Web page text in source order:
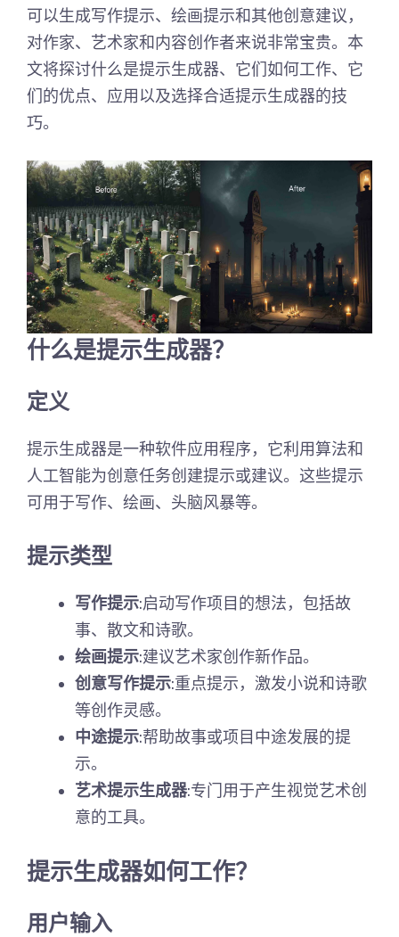
可以生成写作提示、绘画提示和其他创意建议，
对作家、艺术家和内容创作者来说非常宝贵。本
文将探讨什么是提示生成器、它们如何工作、它
们的优点、应用以及选择合适提示生成器的技
巧。
什么是提示生成器？
定义
提示生成器是一种软件应用程序，它利用算法和
人工智能为创意任务创建提示或建议。这些提示
可用于写作、绘画、头脑风暴等。
提示类型
写作提示:启动写作项目的想法，包括故
事、散文和诗歌。
绘画提示:建议艺术家创作新作品。
创意写作提示:重点提示，激发小说和诗歌
等创作灵感。
中途提示:帮助故事或项目中途发展的提
示。
艺术提示生成器:专门用于产生视觉艺术创
意的工具。
提示生成器如何工作？
用户输入